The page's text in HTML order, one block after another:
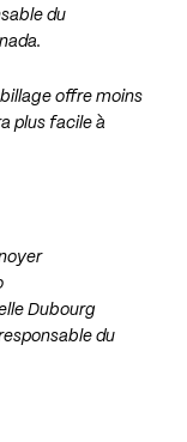
du
offre moins
plus facile à
Dubourg
du